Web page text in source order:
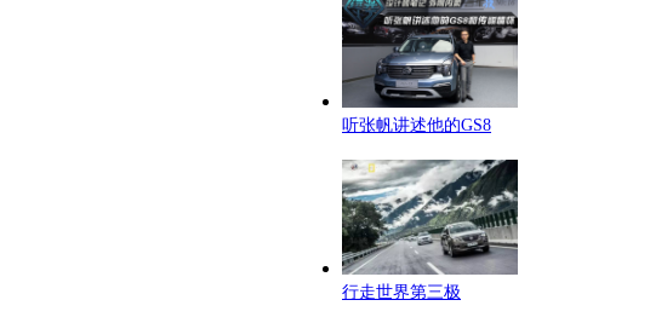
听张帆讲述他的GS8
行走世界第三极